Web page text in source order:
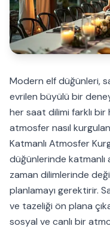
Modern elf düğünleri,
evrilen büyülü bir
her saat dilimi farklı bir
atmosfer nasıl
Katmanlı Atmosfer
düğünlerinde katmanlı
zaman dilimlerinde
planlamayı gerektirir.
ve tazeliği ön plana
sosyal ve canlı bir